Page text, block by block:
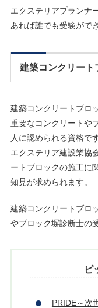
エクステリアプランナ
あれば誰でも受験がで
建築コンクリート
建築コンクリートブロ
重要なコンクリートや
人に認められる資格で
エクステリア建設業協
ートブロックの施工に
知見が求められます。
建築コンクリートブロ
やブロック塀診断士の
ピ
PRIDE～次